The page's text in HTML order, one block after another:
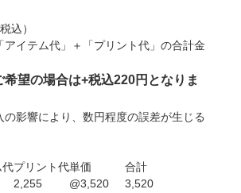
込）
イテム代」＋「プリント代」の合計金
望の場合は+税込220円となりま
影響により、数円程度の誤差が生じる
代プリント代単価
合計
2,255 @3,520
3,520